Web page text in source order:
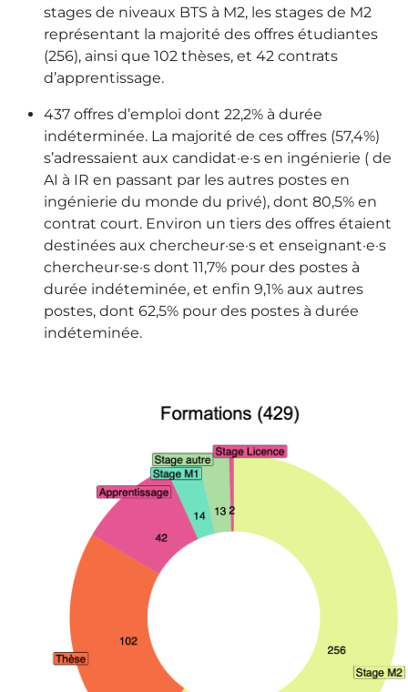
stages de niveaux BTS à M2, les stages de M2
représentant la majorité des offres étudiantes
(256), ainsi que 102 thèses, et 42 contrats
d’apprentissage.
437 offres d’emploi dont 22,2% à durée
indéterminée. La majorité de ces offres (57,4%)
s’adressaient aux candidat·e·s en ingénierie ( de
AI à IR en passant par les autres postes en
ingénierie du monde du privé), dont 80,5% en
contrat court. Environ un tiers des offres étaient
destinées aux chercheur·se·s et enseignant·e·s
chercheur·se·s dont 11,7% pour des postes à
durée indéteminée, et enfin 9,1% aux autres
postes, dont 62,5% pour des postes à durée
indéteminée.